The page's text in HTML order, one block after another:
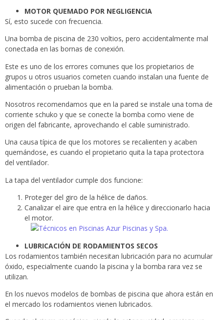
MOTOR QUEMADO POR NEGLIGENCIA
Sí, esto sucede con frecuencia.
Una bomba de piscina de 230 voltios, pero accidentalmente mal
conectada en las bornas de conexión.
Este es uno de los errores comunes que los propietarios de
grupos u otros usuarios cometen cuando instalan una fuente de
alimentación o prueban la bomba.
Nosotros recomendamos que en la pared se instale una toma de
corriente schuko y que se conecte la bomba como viene de
origen del fabricante, aprovechando el cable suministrado.
Una causa típica de que los motores se recalienten y acaben
quemándose, es cuando el propietario quita la tapa protectora
del ventilador.
La tapa del ventilador cumple dos funcione:
Proteger del giro de la hélice de daños.
Canalizar el aire que entra en la hélice y direccionarlo hacia
el motor.
LUBRICACIÓN DE RODAMIENTOS SECOS
Los rodamientos también necesitan lubricación para no acumular
óxido, especialmente cuando la piscina y la bomba rara vez se
utilizan.
En los nuevos modelos de bombas de piscina que ahora están en
el mercado los rodamientos vienen lubricados.